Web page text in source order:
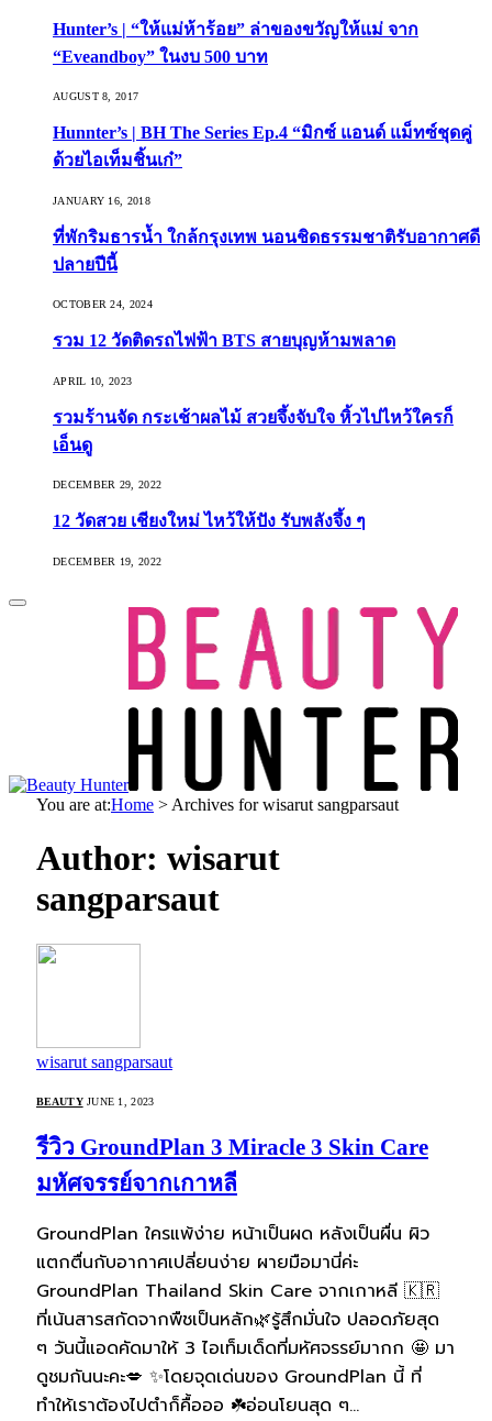
Hunter’s | “ให้แม่ห้าร้อย” ล่าของขวัญให้แม่ จาก
“Eveandboy” ในงบ 500 บาท
AUGUST 8, 2017
Hunnter’s | BH The Series Ep.4 “มิกซ์ แอนด์ แม็ทซ์ชุดคู่
ด้วยไอเท็มชิ้นเก๋”
JANUARY 16, 2018
ที่พักริมธารน้ำ ใกล้กรุงเทพ นอนชิดธรรมชาติรับอากาศดี
ปลายปีนี้
OCTOBER 24, 2024
รวม 12 วัดติดรถไฟฟ้า BTS สายบุญห้ามพลาด
APRIL 10, 2023
รวมร้านจัด กระเช้าผลไม้ สวยจึ้งจับใจ หิ้วไปไหว้ใครก็
เอ็นดู
DECEMBER 29, 2022
12 วัดสวย เชียงใหม่ ไหว้ให้ปัง รับพลังจึ้ง ๆ
DECEMBER 19, 2022
You are at:Home > Archives for wisarut sangparsaut
Author: wisarut
sangparsaut
wisarut sangparsaut
BEAUTY JUNE 1, 2023
รีวิว GroundPlan 3 Miracle 3 Skin Care
มหัศจรรย์จากเกาหลี
GroundPlan ใครแพ้ง่าย หน้าเป็นผด หลังเป็นผื่น ผิว
แตกตื่นกับอากาศเปลี่ยนง่าย ผายมือมานี่ค่ะ
GroundPlan Thailand Skin Care จากเกาหลี 🇰🇷
ที่เน้นสารสกัดจากพืชเป็นหลัก🌿รู้สึกมั่นใจ ปลอดภัยสุด
ๆ วันนี้แอดคัดมาให้ 3 ไอเท็มเด็ดที่มหัศจรรย์มากก 🤩 มา
ดูชมกันนะคะ💋 ✨โดยจุดเด่นของ GroundPlan นี้ ที่
ทำให้เราต้องไปตำก็คื้อออ ☘️อ่อนโยนสุด ๆ…